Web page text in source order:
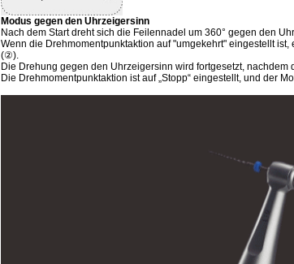
Modus gegen den Uhrzeigersinn
Nach dem Start dreht sich die Feilennadel um 360° gegen den
Wenn die Drehmomentpunktaktion auf "umgekehrt" eingestellt
(②).
Die Drehung gegen den Uhrzeigersinn wird fortgesetzt,
Die Drehmomentpunktaktion ist auf „Stopp“ eingestellt, und der